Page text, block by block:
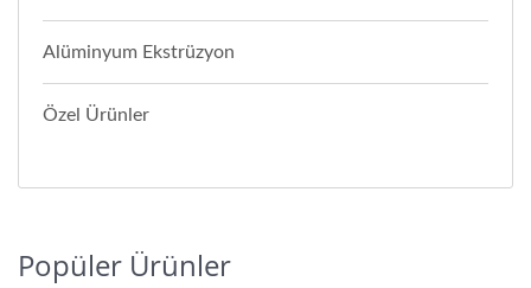
Alüminyum Ekstrüzyon
Özel Ürünler
Popüler Ürünler